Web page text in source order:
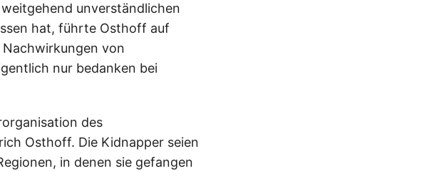
unverständlichen
hat, führte Osthoff auf
von
nur bedanken bei
des
Osthoff. Die Kidnapper seien
in denen sie gefangen